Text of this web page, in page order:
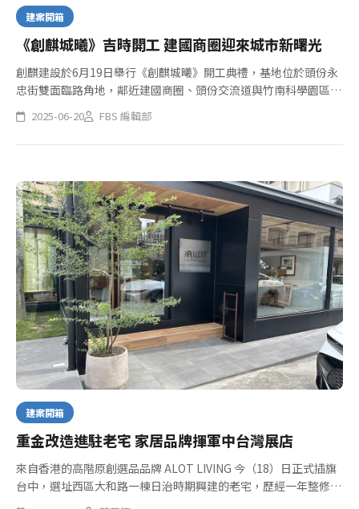
建案開箱
《創麒城曦》吉時開工 建國商圈迎來城市新曙光
創麒建設於6月19日舉行《創麒城曦》開工典禮，基地位於頭份永
忠街雙面臨路角地，鄰近建國商圈、頭份交流道與竹南科學園區，
構成完整10分鐘生活圈。延續《創麒蒔築》熱銷佳績，新案主打2
2025-06-20 FBS 編輯部
建案開箱
重金改造進駐老宅 家居品牌揮軍中台灣展店
來自香港的高階原創選品品牌 ALOT LIVING 今（18）日正式插旗
台中，選址西區大和路一棟日治時期興建的老宅，歷經一年整修改
建，打造全新旗艦店，該店原址歷經咖啡館、餐酒館，重新活化成